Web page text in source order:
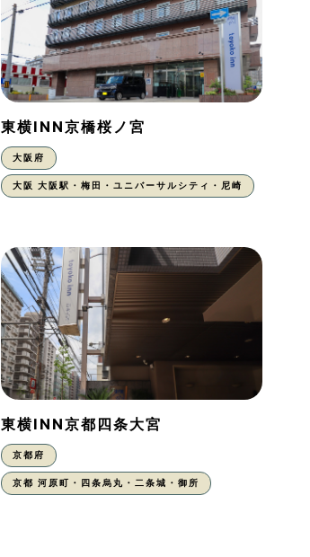
東横INN京橋桜ノ宮
大阪府
大阪 大阪駅・梅田・ユニバーサルシティ・尼崎
東横INN京都四条大宮
京都府
京都 河原町・四条烏丸・二条城・御所